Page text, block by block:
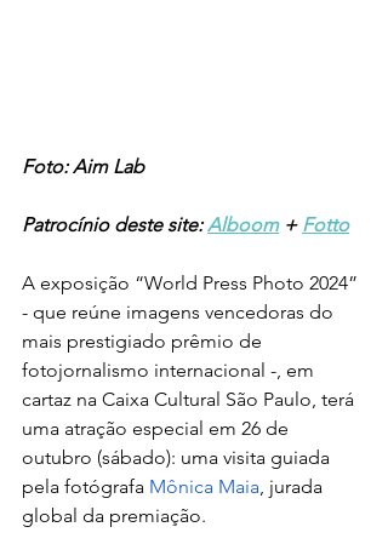
Foto: Aim Lab
Patrocínio deste site: Alboom + Fotto
A exposição “World Press Photo 2024”
- que reúne imagens vencedoras do
mais prestigiado prêmio de
fotojornalismo internacional -, em
cartaz na Caixa Cultural São Paulo, terá
uma atração especial em 26 de
outubro (sábado): uma visita guiada
pela fotógrafa Mônica Maia, jurada
global da premiação.